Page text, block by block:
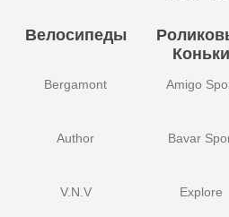
Велосипеды
Bergamont
Author
V.N.V
Коньки
Amigo
Bavar
Explore